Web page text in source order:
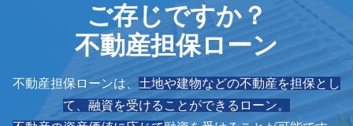
ご存じですか？
不動産担保ローン
不動産担保ローンは、 土地や建物などの不動産を担保とし
て、融資を受けることができるローン。